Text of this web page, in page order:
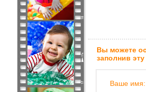
Вы можете
заполнив
Ваше имя: